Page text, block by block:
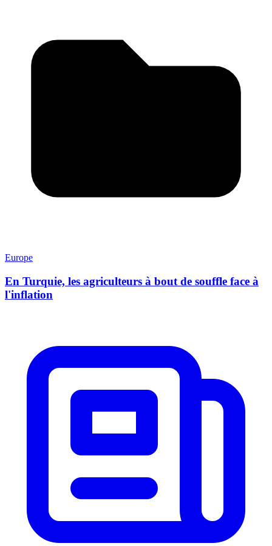
Europe
En Turquie, les agriculteurs à bout de souffle face à
l'inflation